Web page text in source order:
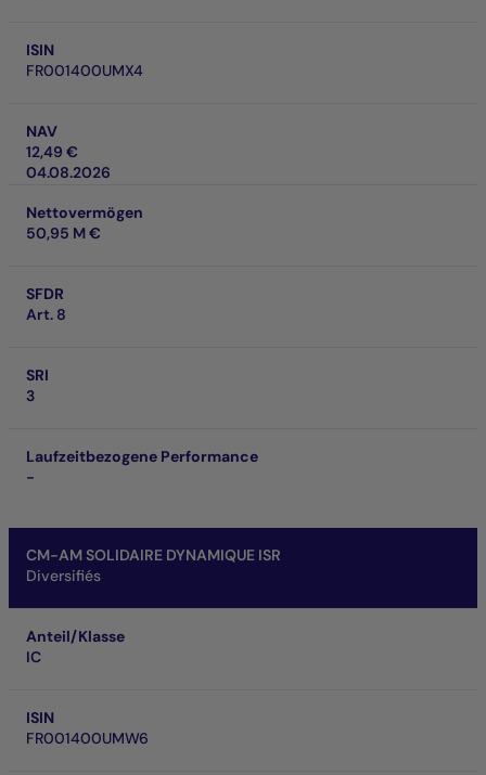
ISIN
FR001400UMX4
NAV
12,49 €
04.08.2026
Nettovermögen
50,95 M €
SFDR
Art. 8
SRI
3
Laufzeitbezogene Performance
-
CM-AM SOLIDAIRE DYNAMIQUE ISR
Diversifiés
Anteil/Klasse
IC
ISIN
FR001400UMW6